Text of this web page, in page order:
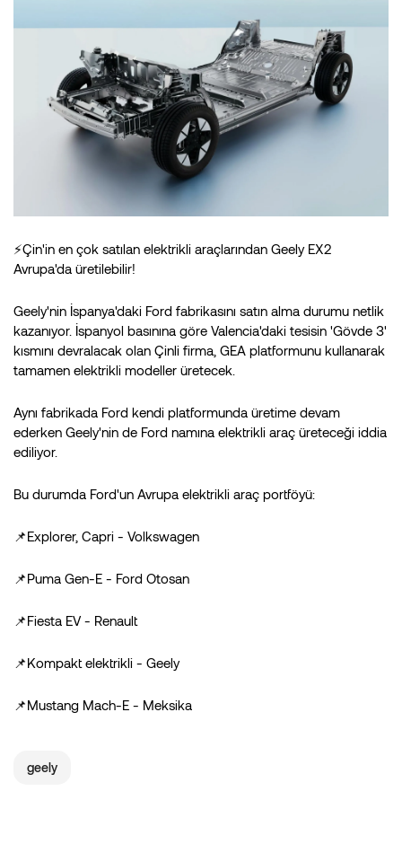
⚡Çin'in en çok satılan elektrikli araçlarından Geely EX2
Avrupa'da üretilebilir!
Geely'nin İspanya'daki Ford fabrikasını satın alma durumu netlik
kazanıyor. İspanyol basınına göre Valencia'daki tesisin 'Gövde 3'
kısmını devralacak olan Çinli firma, GEA platformunu kullanarak
tamamen elektrikli modeller üretecek.
Aynı fabrikada Ford kendi platformunda üretime devam
ederken Geely'nin de Ford namına elektrikli araç üreteceği iddia
ediliyor.
Bu durumda Ford'un Avrupa elektrikli araç portföyü:
📌Explorer, Capri - Volkswagen
📌Puma Gen-E - Ford Otosan
📌Fiesta EV - Renault
📌Kompakt elektrikli - Geely
📌Mustang Mach-E - Meksika
geely